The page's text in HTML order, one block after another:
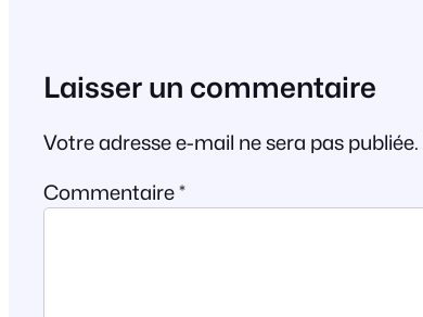
Laisser un commentaire
Votre adresse e-mail ne sera pas publiée.
Commentaire*